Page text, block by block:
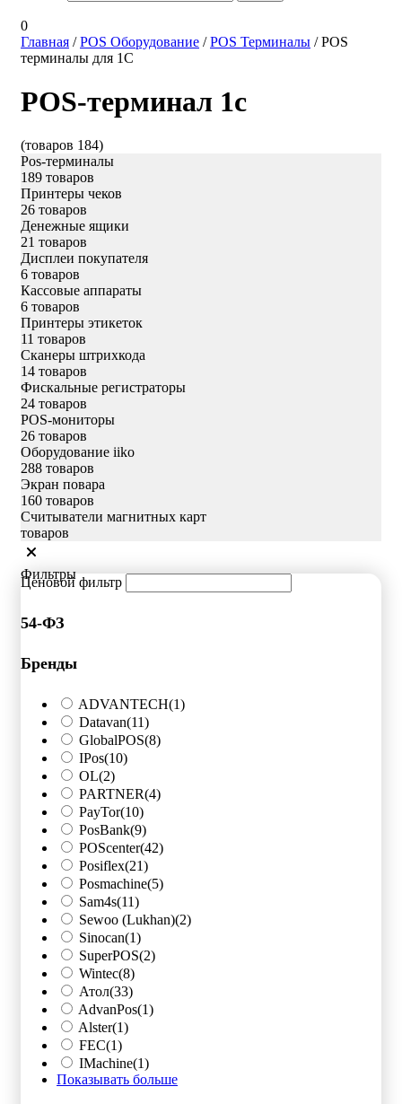
0
Главная /POS Оборудование /POS Терминалы /POS
терминалы для 1С
POS-терминал 1с
(товаров 184)
Pos-терминалы
189 товаров
Принтеры чеков
26 товаров
Денежные ящики
21 товаров
Дисплеи покупателя
6 товаров
Кассовые аппараты
6 товаров
Принтеры этикеток
11 товаров
Сканеры штрихкода
14 товаров
Фискальные регистраторы
24 товаров
POS-мониторы
26 товаров
Оборудование iiko
288 товаров
Экран повара
160 товаров
Считыватели магнитных карт
товаров
Фильтры
Ценовой фильтр
54-ФЗ
Бренды
ADVANTECH(1)
Datavan(11)
GlobalPOS(8)
IPos(10)
OL(2)
PARTNER(4)
PayTor(10)
PosBank(9)
POScenter(42)
Posiflex(21)
Posmachine(5)
Sam4s(11)
Sewoo (Lukhan)(2)
Sinocan(1)
SuperPOS(2)
Wintec(8)
Атол(33)
AdvanPos(1)
Alster(1)
FEC(1)
IMachine(1)
Показывать больше